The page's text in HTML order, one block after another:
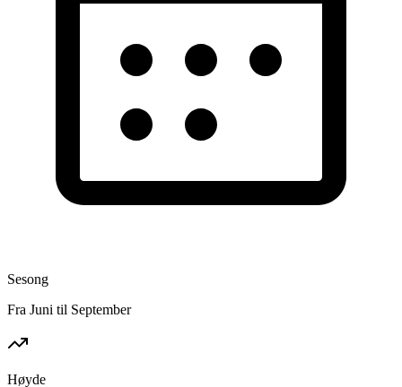
Sesong
Fra Juni til September
Høyde